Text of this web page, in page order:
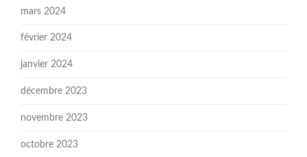
mars 2024
février 2024
janvier 2024
décembre 2023
novembre 2023
octobre 2023